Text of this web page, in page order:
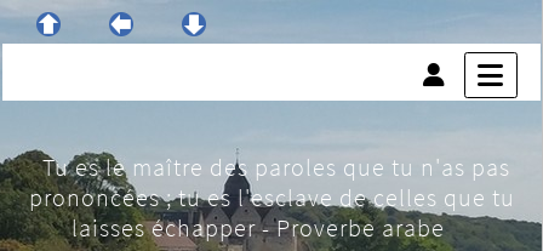
Tu es le maître des paroles que tu n'as pas
prononcées ; tu es l'esclave de celles que tu
laisses échapper - Proverbe arabe